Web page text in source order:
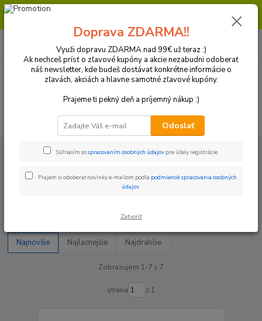
Milí zákazníci, pri objednávke nad 99€ získate poštovné ZDARMA.
(Po-Pia, 8:30-16:30 hod.)
Kolesá a Pneumatiky Pneumatiky Veľkosť pneu 14"
Veľkosť pneu 14"
Najnovšie Najlacnejšie Najdrahšie
Zobrazujem 1-7 z 7
strana z 1
Doprava ZDARMA!!
Využi dopravu ZDARMA nad 99€ už teraz :)
Ak nechceš prísť o zľavové kupóny a akcie nezabudni odoberať
náš newsletter, kde budeš dostávať konkrétne informácie o
zľavách, akciách a hlavne samotné zľavové kupóny.
Prajeme ti pekný deň a príjemný nákup :)
Odoslať
Súhlasím sospracovaním osobných údajov pre účely registrácie.
Prajem si odoberať novinky e-mailom podľa podmienok spracovania osobných
údajov.
Zatvoriť